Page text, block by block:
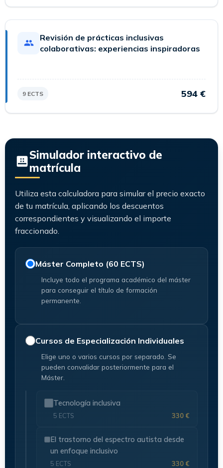
Revisión de prácticas inclusivas
colaborativas: experiencias inspiradoras
9 ECTS 594 €
Simulador interactivo de
matrícula
Utiliza esta calculadora para simular el precio exacto
de tu matrícula, aplicando los descuentos
correspondientes y visualizando el importe
fraccionado.
Máster Completo (60 ECTS)
Incluye todo el programa académico del máster
para conseguir el título de formación
permanente.
Cursos de Especialización Individuales
Elige uno o varios cursos por separado. Se
pueden convalidar posteriormente para el
Máster.
Tecnología inclusiva
5 ECTS 330 €
El trastorno del espectro autista desde
un enfoque inclusivo
5 ECTS 330 €
información relativa al máster como:
metodología, características del máster,
profesionales, etc. Usa el menú de la web y
revisa las diferentes páginas antes de enviar